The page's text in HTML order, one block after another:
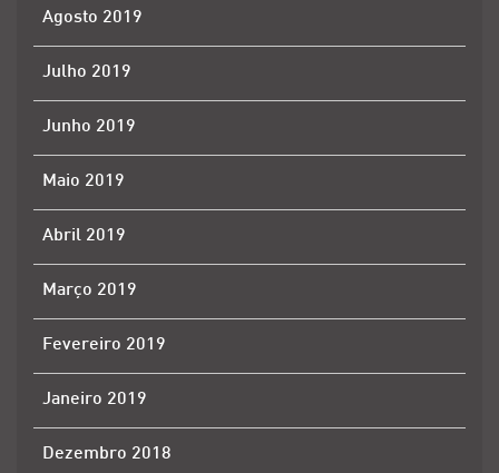
Agosto 2019
Julho 2019
Junho 2019
Maio 2019
Abril 2019
Março 2019
Fevereiro 2019
Janeiro 2019
Dezembro 2018